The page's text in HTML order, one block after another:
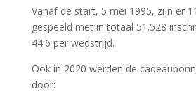
Vanaf de start, 5 mei 1995, zijn er
gespeeld met in totaal 51.528
44.6 per wedstrijd.
Ook in 2020 werden de
door: